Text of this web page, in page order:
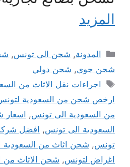
المزيد
التصنيفات
المدونة, شحن الى تونس,
شحن جوى, شحن دولي
الوسوم
اجراءات نقل الاثاث من
ارخص شحن من السعودية
من السعودية الى تونس, اسعار
السعودية الى تونس, افضل
تونس, شحن اثاث من السعودية
اغراض لتونس, شحن الاثاث من